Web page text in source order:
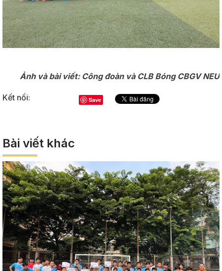
Ảnh và bài viết: Công đoàn và CLB Bóng CBGV NEU
Kết nối: Save
Bài viết khác